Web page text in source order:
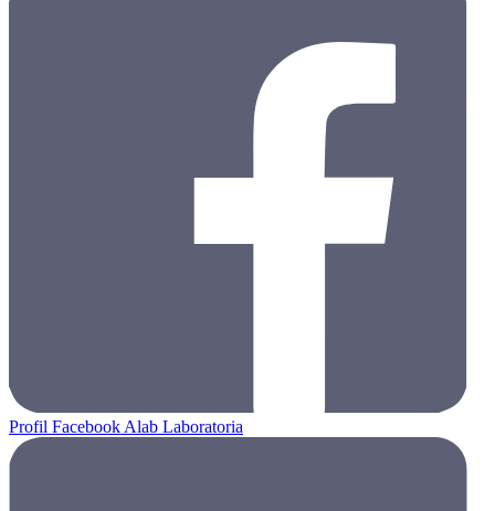
Profil Facebook Alab Laboratoria